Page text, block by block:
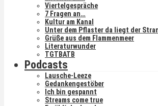
Viertelgespräche
7 Fragen an…
Kultur am Kanal
Unter dem Pflaster da liegt der
Grüße aus dem Flammenmeer
Literaturwunder
TGTBATB
Podcasts
Lausche-Leeze
Gedankengestöber
Ich bin gespannt
Streams come true